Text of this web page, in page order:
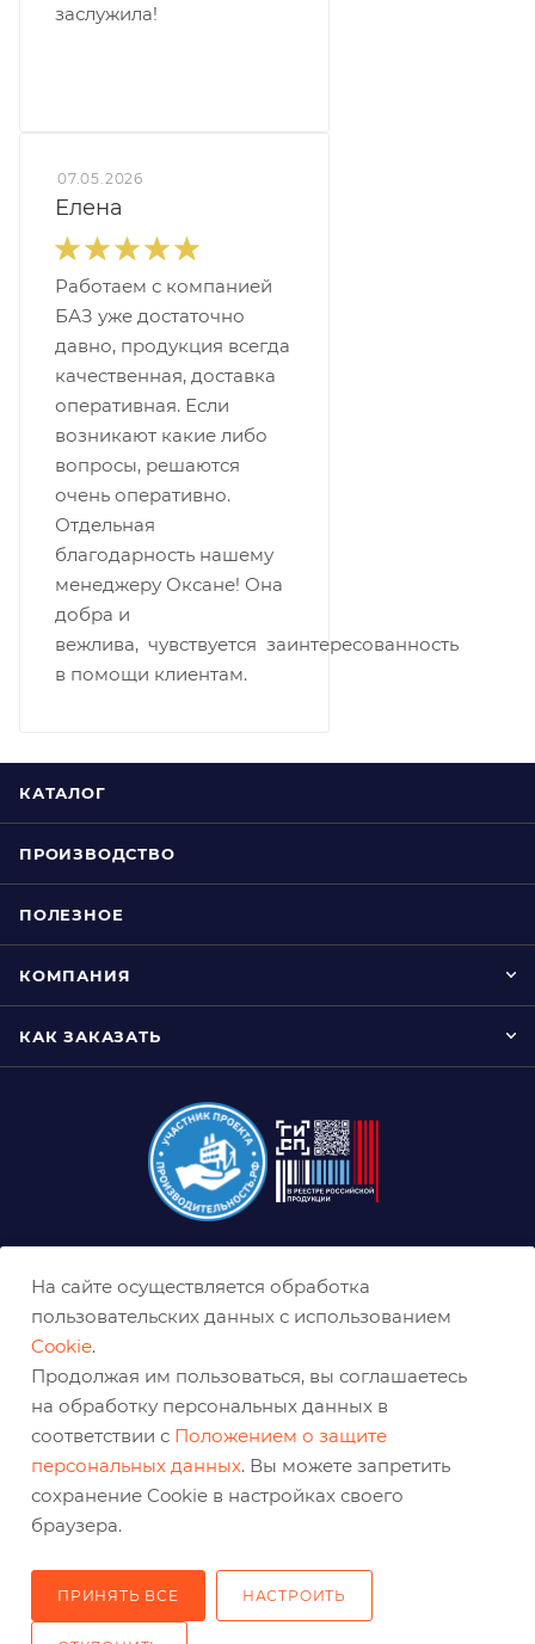
заслужила!
07.05.2026
Елена
Работаем с компанией
БАЗ уже достаточно
давно, продукция всегда
качественная, доставка
оперативная. Если
возникают какие либо
вопросы, решаются
очень оперативно.
Отдельная
благодарность нашему
менеджеру Оксане! Она
добра и
вежлива, чувствуется заинтересованность
в помощи клиентам.
КАТАЛОГ
ПРОИЗВОДСТВО
ПОЛЕЗНОЕ
КОМПАНИЯ
КАК ЗАКАЗАТЬ
krasnoyarsk@belabraziv.ru
На сайте осуществляется обработка
пользовательских данных с использованием
Cookie.
Продолжая им пользоваться, вы соглашаетесь
на обработку персональных данных в
соответствии с Положением о защите
персональных данных. Вы можете запретить
сохранение Cookie в настройках своего
браузера.
ПРИНЯТЬ ВСЕ НАСТРОИТЬ